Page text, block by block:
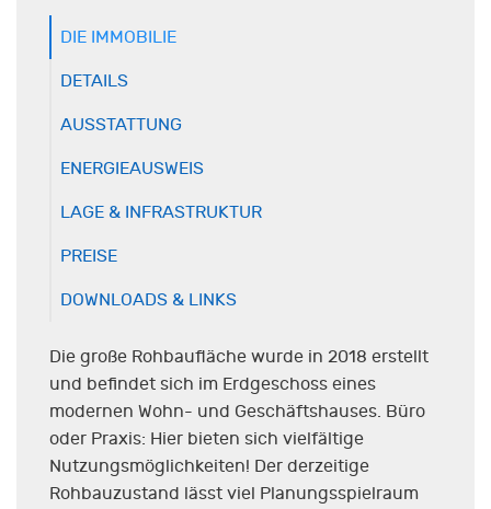
DIE IMMOBILIE
DETAILS
AUSSTATTUNG
ENERGIEAUSWEIS
LAGE & INFRASTRUKTUR
PREISE
DOWNLOADS & LINKS
Die große Rohbaufläche wurde in 2018 erstellt
und befindet sich im Erdgeschoss eines
modernen Wohn- und Geschäftshauses. Büro
oder Praxis: Hier bieten sich vielfältige
Nutzungsmöglichkeiten! Der derzeitige
Rohbauzustand lässt viel Planungsspielraum